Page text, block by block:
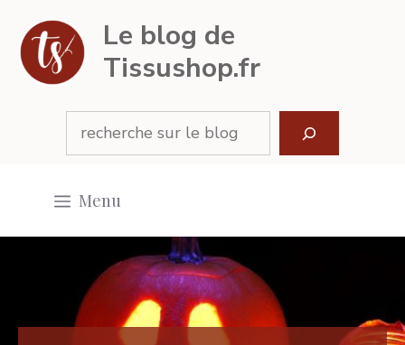
contenu
Le blog de
Tissushop.fr
Rechercher
Menu